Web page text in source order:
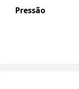
Pressão